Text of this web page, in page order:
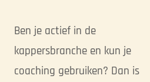
Ben je actief in de
kappersbranche en kun je
coaching gebruiken? Dan is